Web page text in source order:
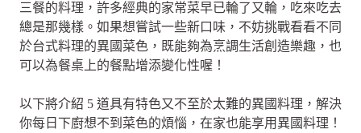
三餐的料理，許多經典的家常菜早已輪了又輪，吃來吃去
總是那幾樣。如果想嘗試一些新口味，不妨挑戰看看不同
於台式料理的異國菜色，既能夠為烹調生活創造樂趣，也
可以為餐桌上的餐點增添變化性喔！
以下將介紹 5 道具有特色又不至於太難的異國料理，解決
你每日下廚想不到菜色的煩惱，在家也能享用異國料理！